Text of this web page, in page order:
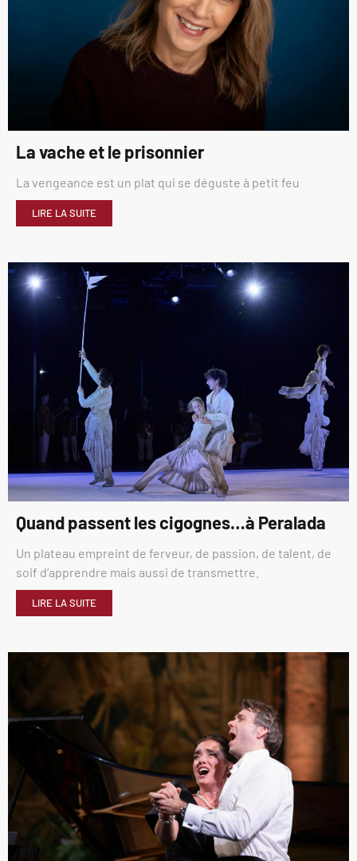
La vache et le prisonnier
La vengeance est un plat qui se déguste à petit feu
LIRE LA SUITE
Quand passent les cigognes…à Peralada
Un plateau empreint de ferveur, de passion, de talent, de
soif d’apprendre mais aussi de transmettre.
LIRE LA SUITE